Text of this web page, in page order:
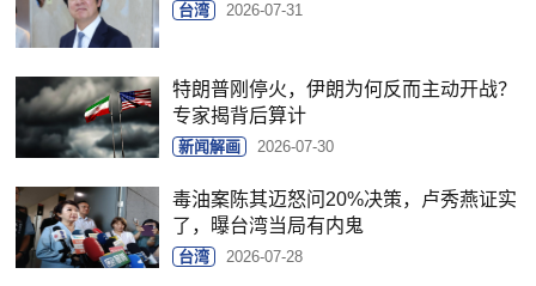
台湾 2026-07-31
特朗普刚停火，伊朗为何反而主动开战？
专家揭背后算计
新闻解画 2026-07-30
毒油案陈其迈怒问20%决策，卢秀燕证实
了，曝台湾当局有内鬼
台湾 2026-07-28